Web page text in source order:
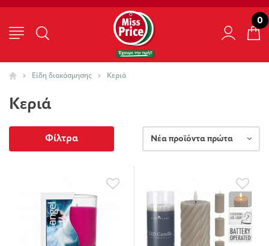
0
Είδη διακόσμησης Κεριά
Κεριά
Φίλτρα Νέα προϊόντα πρώτα